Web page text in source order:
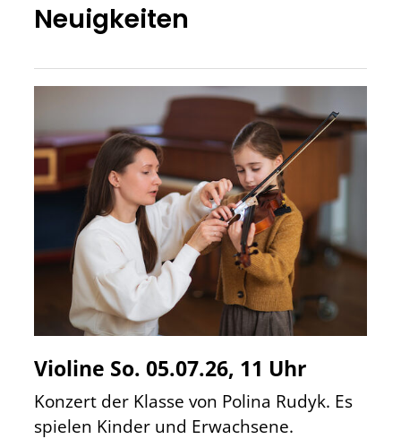
Neuigkeiten
Violine So. 05.07.26, 11 Uhr
Konzert der Klasse von Polina Rudyk. Es
spielen Kinder und Erwachsene.